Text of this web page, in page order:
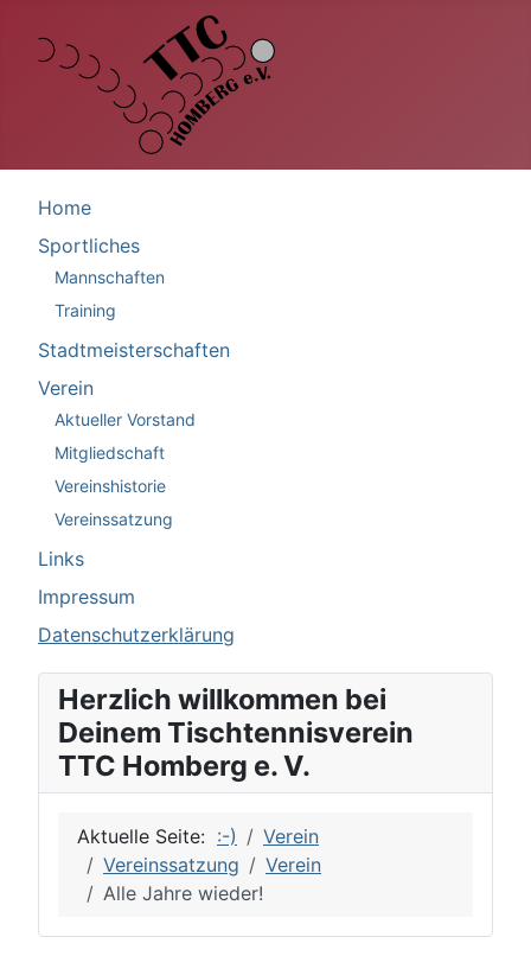
Home
Sportliches
Mannschaften
Training
Stadtmeisterschaften
Verein
Aktueller Vorstand
Mitgliedschaft
Vereinshistorie
Vereinssatzung
Links
Impressum
Datenschutzerklärung
Herzlich willkommen bei
Deinem Tischtennisverein
TTC Homberg e. V.
Aktuelle Seite: :-)
Verein
Vereinssatzung
Verein
Alle Jahre wieder!